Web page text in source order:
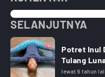
SELANJUTNYA
Potret Inul
Tulang
lewat 6 tahun